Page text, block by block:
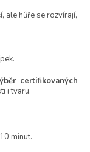
ale hůře se rozvírají,
certifikovaných
i tvaru.
minut.